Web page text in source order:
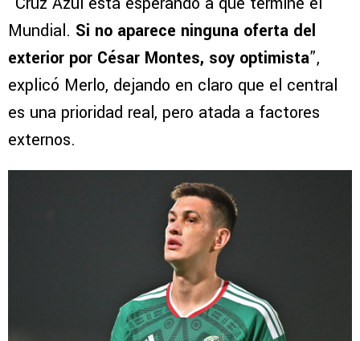
Mundial. Si no aparece ninguna oferta del
exterior por César Montes, soy optimista”,
explicó Merlo, dejando en claro que el central
es una prioridad real, pero atada a factores
externos.